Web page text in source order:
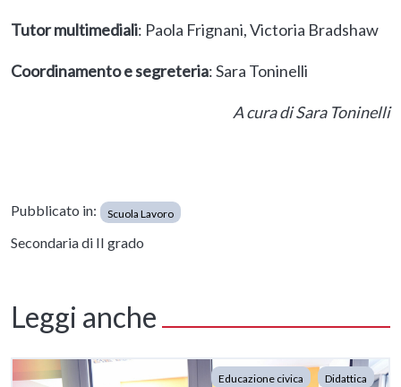
Tutor multimediali: Paola Frignani, Victoria Bradshaw
Coordinamento e segreteria: Sara Toninelli
A cura di Sara Toninelli
Pubblicato in: Scuola Lavoro
Secondaria di II grado
Leggi anche
Educazione civica Didattica